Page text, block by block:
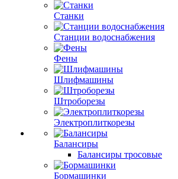
Станки
Станции водоснабжения
Фены
Шлифмашины
Штроборезы
Электроплиткорезы
Балансиры
Балансиры тросовые
Бормашинки